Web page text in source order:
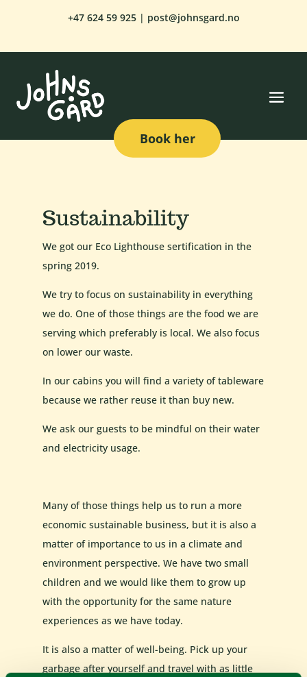
+47624 59 925| post@johnsgard.no
Book her
Sustainability
We got our Eco Lighthouse sertification in the
spring 2019.
We try to focus on sustainability in everything
we do. One of those things are the food we are
serving which preferably is local. We also focus
on lower our waste.
In our cabins you will find a variety of tableware
because we rather reuse it than buy new.
We ask our guests to be mindful on their water
and electricity usage.
Many of those things help us to run a more
economic sustainable business, but it is also a
matter of importance to us in a climate and
environment perspective. We have two small
children and we would like them to grow up
with the opportunity for the same nature
experiences as we have today.
It is also a matter of well-being. Pick up your
garbage after yourself and travel with as little